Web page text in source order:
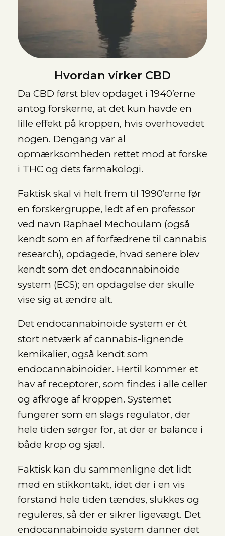
Hvordan virker CBD
Da CBD først blev opdaget i 1940’erne
antog forskerne, at det kun havde en
lille effekt på kroppen, hvis overhovedet
nogen. Dengang var al
opmærksomheden rettet mod at forske
i THC og dets farmakologi.
Faktisk skal vi helt frem til 1990’erne før
en forskergruppe, ledt af en professor
ved navn Raphael Mechoulam (også
kendt som en af forfædrene til cannabis
research), opdagede, hvad senere blev
kendt som det endocannabinoide
system (ECS); en opdagelse der skulle
vise sig at ændre alt.
Det endocannabinoide system er ét
stort netværk af cannabis-lignende
kemikalier, også kendt som
endocannabinoider. Hertil kommer et
hav af receptorer, som findes i alle celler
og afkroge af kroppen. Systemet
fungerer som en slags regulator, der
hele tiden sørger for, at der er balance i
både krop og sjæl.
Faktisk kan du sammenligne det lidt
med en stikkontakt, idet der i en vis
forstand hele tiden tændes, slukkes og
reguleres, så der er sikrer ligevægt. Det
endocannabinoide system danner det